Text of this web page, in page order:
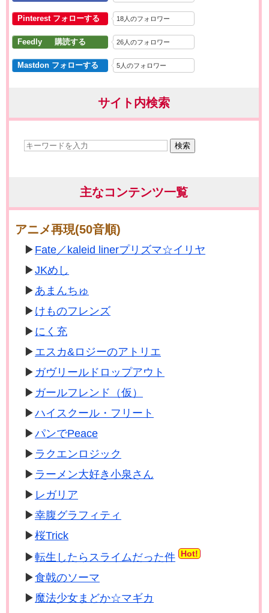
Pinterest フォローする 18人のフォロワー
Feedly 購読する 26人のフォロワー
Mastdon フォローする 5人のフォロワー
サイト内検索
検索
主なコンテンツ一覧
アニメ再現(50音順)
Fate／kaleid linerプリズマ☆イリヤ
JKめし
あまんちゅ
けものフレンズ
にく充
エスカ&ロジーのアトリエ
ガヴリールドロップアウト
ガールフレンド（仮）
ハイスクール・フリート
パンでPeace
ラクエンロジック
ラーメン大好き小泉さん
レガリア
幸腹グラフィティ
桜Trick
転生したらスライムだった件
Hot!
食戟のソーマ
魔法少女まどか☆マギカ